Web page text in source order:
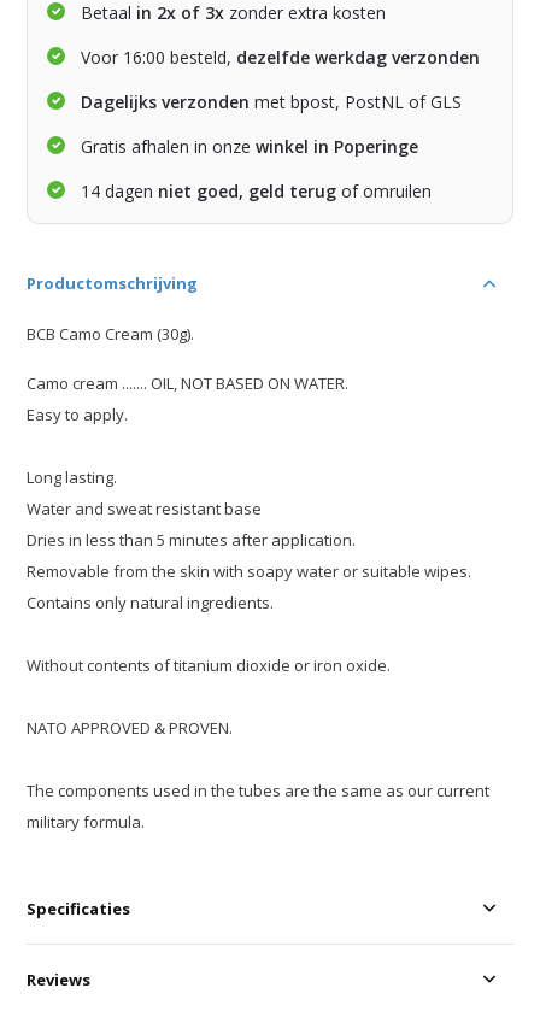
Betaal in 2x of 3x zonder extra kosten
Voor 16:00 besteld, dezelfde werkdag verzonden
Dagelijks verzonden met bpost, PostNL of GLS
Gratis afhalen in onzewinkel in Poperinge
14 dagen niet goed, geld terug of omruilen
Productomschrijving
BCB Camo Cream (30g).
Camo cream ....... OIL, NOT BASED ON WATER.
Easy to apply.
Long lasting.
Water and sweat resistant base
Dries in less than 5 minutes after application.
Removable from the skin with soapy water or suitable wipes.
Contains only natural ingredients.
Without contents of titanium dioxide or iron oxide.
NATO APPROVED & PROVEN.
The components used in the tubes are the same as our current
military formula.
Specificaties
Reviews